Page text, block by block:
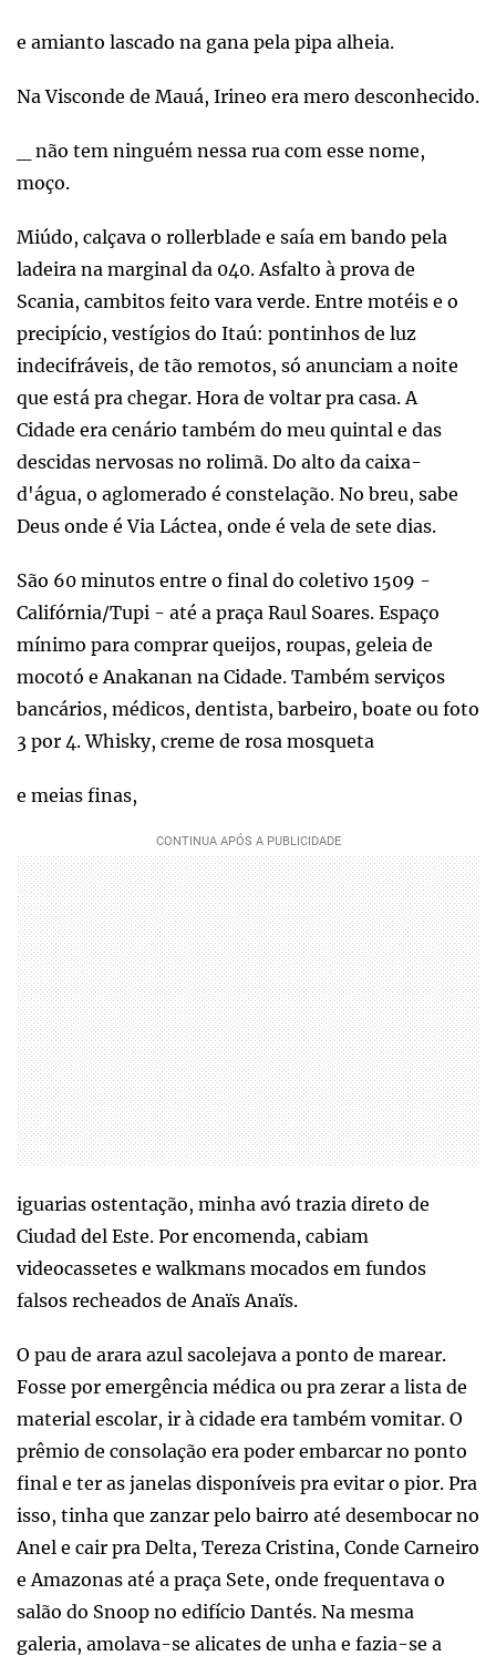
e amianto lascado na gana pela pipa alheia.
Na Visconde de Mauá, Irineo era mero desconhecido.
_ não tem ninguém nessa rua com esse nome,
moço.
Miúdo, calçava o rollerblade e saía em bando pela
ladeira na marginal da 040. Asfalto à prova de
Scania, cambitos feito vara verde. Entre motéis e o
precipício, vestígios do Itaú: pontinhos de luz
indecifráveis, de tão remotos, só anunciam a noite
que está pra chegar. Hora de voltar pra casa. A
Cidade era cenário também do meu quintal e das
descidas nervosas no rolimã. Do alto da caixa-
d'água, o aglomerado é constelação. No breu, sabe
Deus onde é Via Láctea, onde é vela de sete dias.
São 60 minutos entre o final do coletivo 1509 -
Califórnia/Tupi - até a praça Raul Soares. Espaço
mínimo para comprar queijos, roupas, geleia de
mocotó e Anakanan na Cidade. Também serviços
bancários, médicos, dentista, barbeiro, boate ou foto
3 por 4. Whisky, creme de rosa mosqueta
e meias finas,
iguarias ostentação, minha avó trazia direto de
Ciudad del Este. Por encomenda, cabiam
videocassetes e walkmans mocados em fundos
falsos recheados de Anaïs Anaïs.
O pau de arara azul sacolejava a ponto de marear.
Fosse por emergência médica ou pra zerar a lista de
material escolar, ir à cidade era também vomitar. O
prêmio de consolação era poder embarcar no ponto
final e ter as janelas disponíveis pra evitar o pior. Pra
isso, tinha que zanzar pelo bairro até desembocar no
Anel e cair pra Delta, Tereza Cristina, Conde Carneiro
e Amazonas até a praça Sete, onde frequentava o
salão do Snoop no edifício Dantés. Na mesma
galeria, amolava-se alicates de unha e fazia-se a